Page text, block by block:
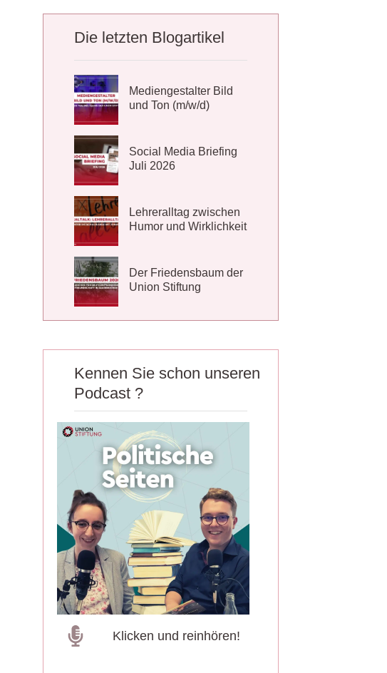
Die letzten Blogartikel
Mediengestalter Bild
und Ton (m/w/d)
Social Media Briefing
Juli 2026
Lehreralltag zwischen
Humor und Wirklichkeit
Der Friedensbaum der
Union Stiftung
Kennen Sie schon unseren
Podcast ?
Klicken und reinhören!